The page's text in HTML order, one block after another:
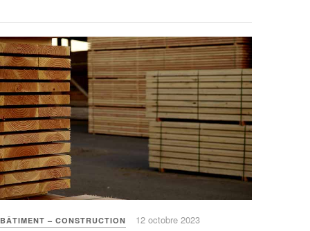
BÂTIMENT – CONSTRUCTION 12 octobre 2023